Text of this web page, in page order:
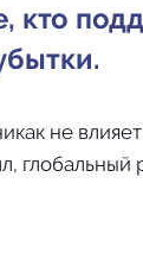
кто
не
глобальный